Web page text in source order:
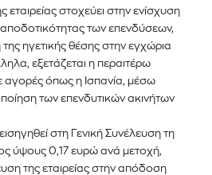
εταιρείας στοχεύει στην ενίσχυση
των επενδύσεων,
ηγετικής θέσης στην εγχώρια
εξετάζεται η περαιτέρω
όπως η Ισπανία, μέσω
των επενδυτικών ακινήτων
στη Γενική Συνέλευση τη
ύψους 0,17 ευρώ ανά μετοχή,
της εταιρείας στην απόδοση